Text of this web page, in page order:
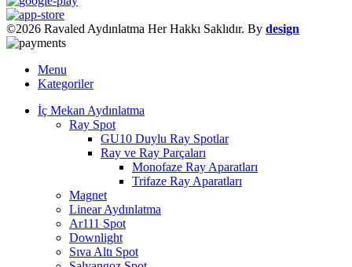
©2026 Ravaled Aydınlatma Her Hakkı Saklıdır. By design
Menu
Kategoriler
İç Mekan Aydınlatma
Ray Spot
GU10 Duylu Ray Spotlar
Ray ve Ray Parçaları
Monofaze Ray Aparatları
Trifaze Ray Aparatları
Magnet
Linear Aydınlatma
Ar111 Spot
Downlight
Sıva Altı Spot